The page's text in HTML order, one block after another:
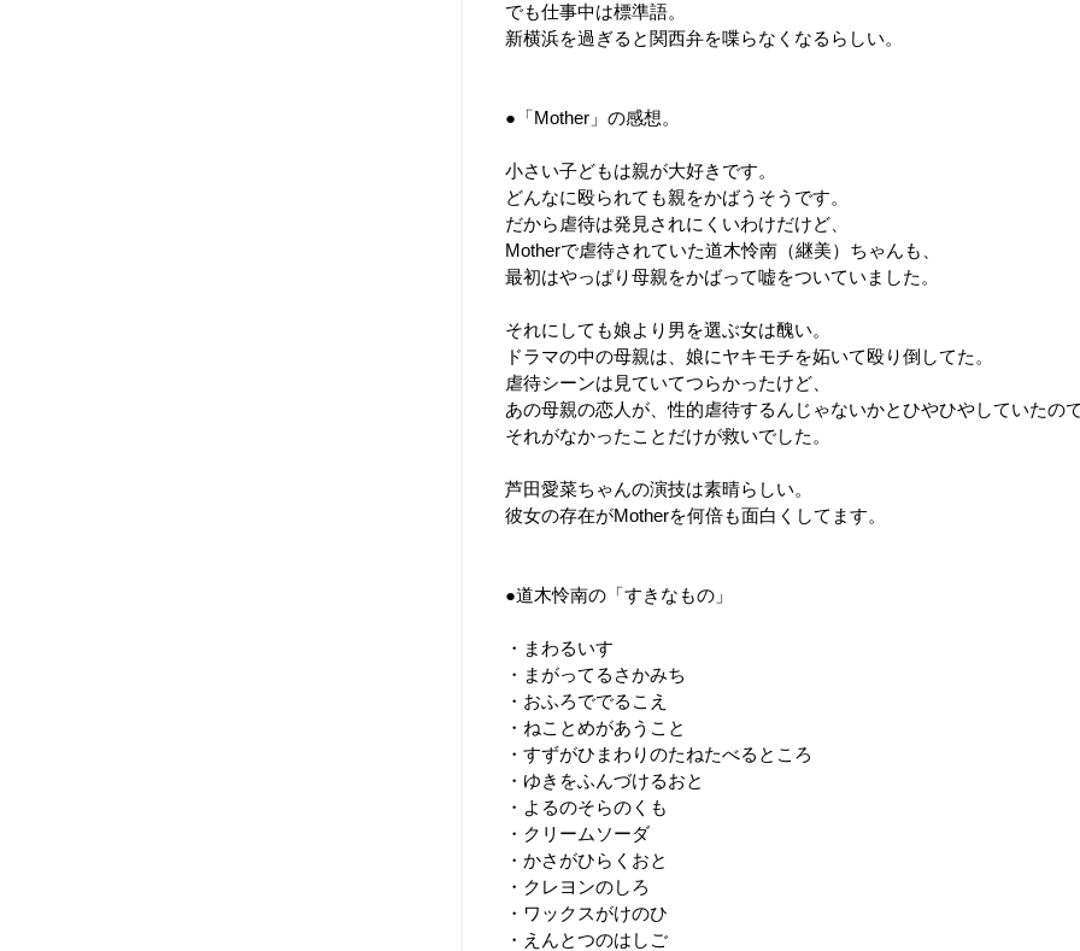
でも仕事中は標準語。
新横浜を過ぎると関西弁を喋らなくなるらしい。
●「Mother」の感想。
小さい子どもは親が大好きです。
どんなに殴られても親をかばうそうです。
だから虐待は発見されにくいわけだけど、
Motherで虐待されていた道木怜南（継美）ちゃんも、
最初はやっぱり母親をかばって嘘をついていました。
それにしても娘より男を選ぶ女は醜い。
ドラマの中の母親は、娘にヤキモチを妬いて殴り倒してた。
虐待シーンは見ていてつらかったけど、
あの母親の恋人が、性的虐待するんじゃないかとひやひやしていたの
それがなかったことだけが救いでした。
芦田愛菜ちゃんの演技は素晴らしい。
彼女の存在がMotherを何倍も面白くしてます。
●道木怜南の「すきなもの」
・まわるいす
・まがってるさかみち
・おふろででるこえ
・ねことめがあうこと
・すずがひまわりのたねたべるところ
・ゆきをふんづけるおと
・よるのそらのくも
・クリームソーダ
・かさがひらくおと
・クレヨンのしろ
・ワックスがけのひ
・えんとつのはしご